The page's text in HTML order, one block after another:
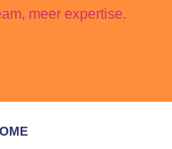
meer expertise.